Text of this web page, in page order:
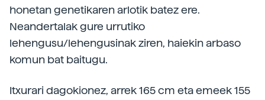
honetan genetikaren arlotik batez ere.
Neandertalak gure urrutiko
lehengusu/lehengusinak ziren, haiekin arbaso
komun bat baitugu.
Itxurari dagokionez, arrek 165 cm eta emeek 155